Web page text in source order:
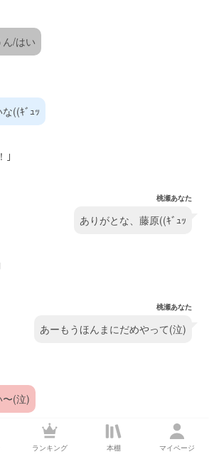
ランキング 本棚 マイページ
/はい
((ｷﾞｭｯ
｣
桃瀬あなた
ありがとな、藤原((ｷﾞｭｯ
桃瀬あなた
あーもうほんまにだめやって(泣)
(泣)
桃瀬あなた